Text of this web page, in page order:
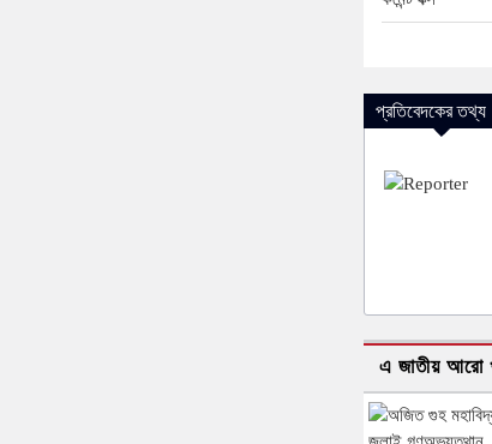
প্রতিবেদকের তথ্য
এ জাতীয় আরো